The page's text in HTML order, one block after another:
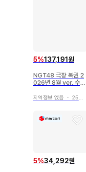
5%137,191원
NGT48 극장 복권 2
026년 8월 ver. 수이
지역정보 없음 ・ 25분 전
5%34,292원